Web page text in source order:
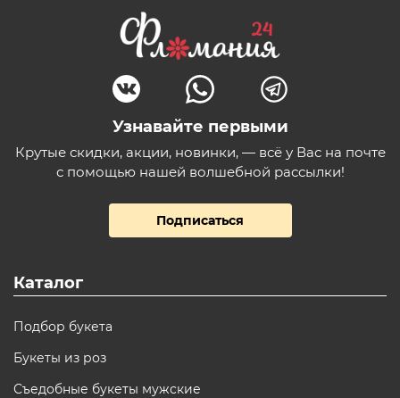
Узнавайте первыми
Крутые скидки, акции, новинки, — всё у Вас на почте
с помощью нашей волшебной рассылки!
Подписаться
Каталог
Подбор букета
Букеты из роз
Съедобные букеты мужские